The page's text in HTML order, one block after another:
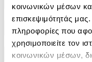
κοινωνικών μέσων
επισκεψιμότητάς
πληροφορίες που
χρησιμοποιείτε τον
κοινωνικών μέσων,
Αφηγητές
Κατηγορίες
Εκδοτικοί οίκοι